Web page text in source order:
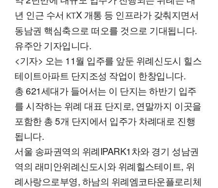
년 인근 수서 KTX 개통 등 인프라가 갖춰지면서
동남권 핵심축으로 떠오를 것으로 기대됩니다.
유주안 기자입니다.
<기자> 오는 11월 입주를 앞둔 위례신도시 힐스
테이트아파트 단지조성 작업이 한창입니다.
총 621세대가 들어서는 이 단지는 하반기 입주
를 시작하는 위례 대표 단지로, 연말까지 이곳을
포함한 총 5개 단지에서 입주가 차례대로 진행
됩니다.
서울 송파권역의 위례IPARK1차와 경기 성남권
역의 래미안위례신도시와 위례힐스테이트, 위
례사랑으로부영, 하남의 위례엠코타운플로리체